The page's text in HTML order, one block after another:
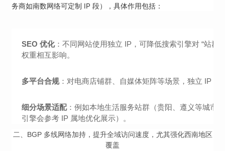
务商如南数网络可定制 IP 段），具体作用包括：
SEO 优化：不同网站使用独立 IP，可降低搜索引擎对 “站
权重相互影响。
多平台合规：对电商店铺群、自媒体矩阵等场景，独立 IP
细分场景适配：例如本地生活服务站群（贵阳、遵义等城市
引擎会参考 IP 属地优化展示）。
二、
BGP 多线网络加持，提升全域访问速度，尤其强化西南地区
覆盖